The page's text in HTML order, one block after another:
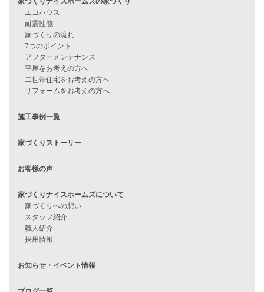
見学会情報
住宅ローンに不安がある方へ
住宅ローン審査に落ちた方・
住宅ローンのよくある質問
WOOD BOX
ハピネスシリーズ
Smart2030
Sシリーズ
シンプルな平屋
家づくりナイスホームズの家づくり